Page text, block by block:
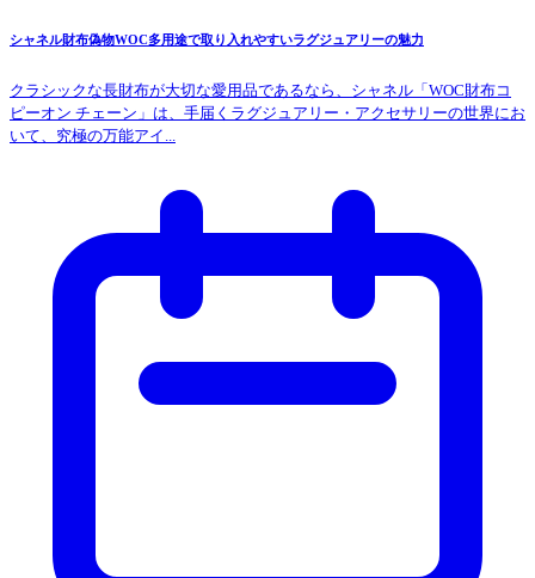
シャネル財布偽物WOC多用途で取り入れやすいラグジュアリーの魅力
クラシックな長財布が大切な愛用品であるなら、シャネル「WOC財布コ
ピーオン チェーン」は、手届くラグジュアリー・アクセサリーの世界にお
いて、究極の万能アイ...